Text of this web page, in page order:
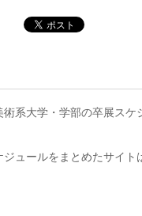
術系大学・学部の卒展スケ
ジュールをまとめたサイト